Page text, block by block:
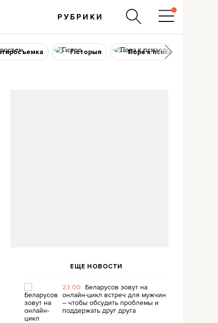
РУБРИКИ
Гісторыя Пора к психологу
ЕЩЕ НОВОСТИ
23:00 Беларусов зовут на
онлайн-цикл встреч для мужчин
– чтобы обсудить проблемы и
поддержать друг друга